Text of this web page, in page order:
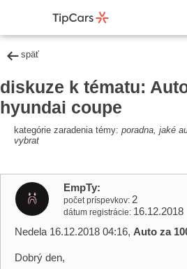
späť
diskuze k tématu:
hyundai coupe
kategórie zaradenia témy: poradna, jaké
vybrat
EmpTy
počet príspevkov 2
dátum registrácie 16.12.2018
Nedela 16.12.2018 04:16, Auto za
Dobrý den,